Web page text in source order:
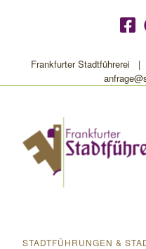
Frankfurter Stadtführerei |
STADTFÜHRUNGEN &